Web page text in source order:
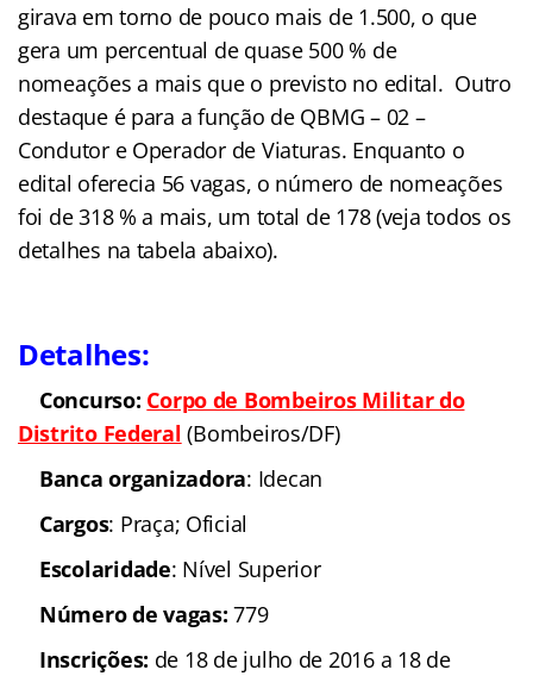
girava em torno de pouco mais de 1.500, o que
gera um percentual de quase 500 % de
nomeações a mais que o previsto no edital. Outro
destaque é para a função de QBMG – 02 –
Condutor e Operador de Viaturas. Enquanto o
edital oferecia 56 vagas, o número de nomeações
foi de 318 % a mais, um total de 178 (veja todos os
detalhes na tabela abaixo).
Detalhes:
Concurso: Corpo de Bombeiros Militar do
Distrito Federal (Bombeiros/DF)
Banca organizadora: Idecan
Cargos: Praça; Oficial
Escolaridade: Nível Superior
Número de vagas: 779
Inscrições: de 18 de julho de 2016 a 18 de